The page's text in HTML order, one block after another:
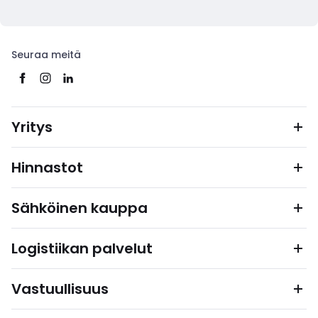
Seuraa meitä
Yritys
Hinnastot
Sähköinen kauppa
Logistiikan palvelut
Vastuullisuus